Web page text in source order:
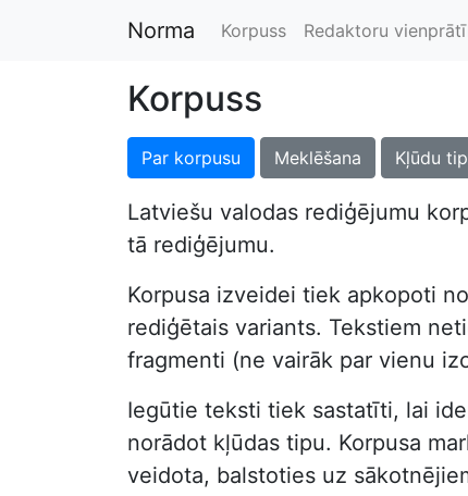
Norma Korpuss Redaktoru
Korpuss
Par korpusu Meklēšana Kļūdu
Latviešu valodas rediģējumu
tā rediģējumu.
Korpusa izveidei tiek apkopoti
rediģētais variants. Tekstiem
fragmenti (ne vairāk par vienu
Iegūtie teksti tiek sastatīti, lai
norādot kļūdas tipu. Korpusa
veidota, balstoties uz